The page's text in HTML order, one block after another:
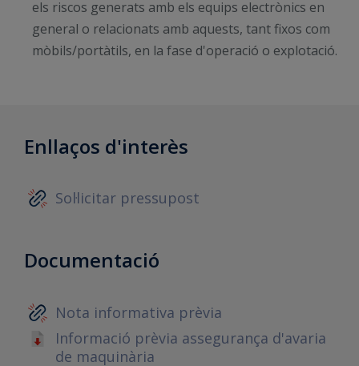
els riscos generats amb els equips electrònics en
general o relacionats amb aquests, tant fixos com
mòbils/portàtils, en la fase d'operació o explotació.
Enllaços d'interès
Sol·licitar pressupost
Documentació
Nota informativa prèvia
Informació prèvia assegurança d'avaria
de maquinària